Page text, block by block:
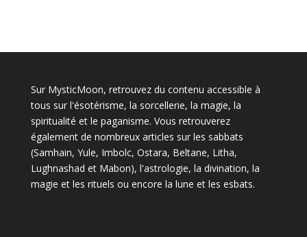
Sur MysticMoon, retrouvez du contenu accessible à
tous sur l'ésotérisme, la sorcellerie, la magie, la
spiritualité et le paganisme. Vous retrouverez
également de nombreux articles sur les sabbats
(Samhain, Yule, Imbolc, Ostara, Beltane, Litha,
Lughnashad et Mabon), l'astrologie, la divination, la
magie et les rituels ou encore la lune et les esbats.